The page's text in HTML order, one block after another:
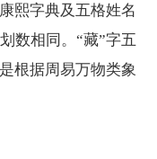
熙字典及五格姓名
数相同。“藏”字五
根据周易万物类象